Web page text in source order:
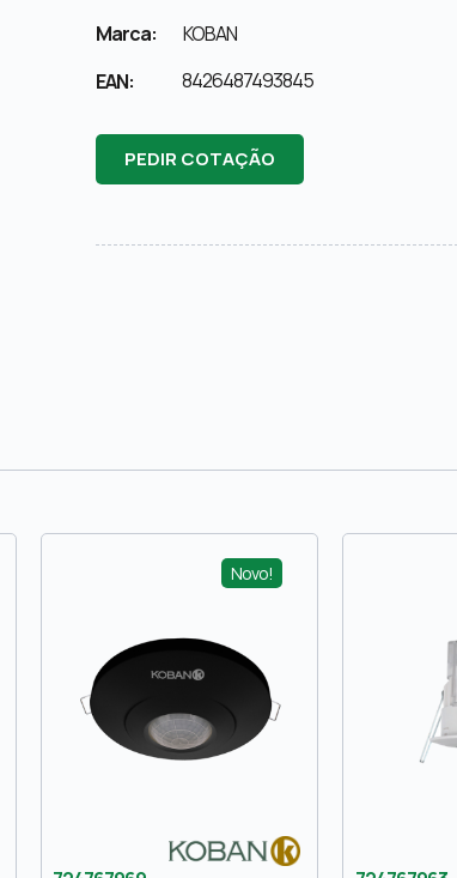
Marca:
KOBAN
EAN:
8426487493845
PEDIR COTAÇÃO
Novo!